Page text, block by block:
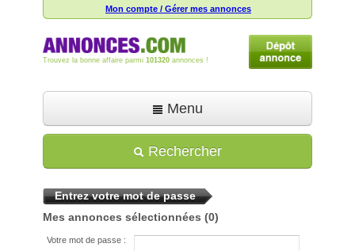
Mon compte / Gérer mes annonces
Trouvez la bonne affaire parmi 101320 annonces !
Menu
Déposer une annonce
Toutes les annonces
Rechercher
Entrez votre mot de passe
Mes annonces sélectionnées (0)
Votre mot de passe :